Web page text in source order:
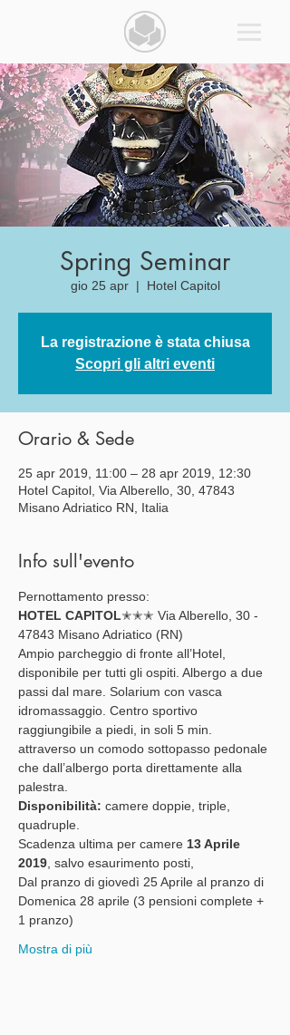
Spring Seminar
gio 25 apr
  |
Hotel Capitol
La registrazione è stata chiusa
Scopri gli altri eventi
Orario & Sede
25 apr 2019, 11:00 – 28 apr 2019, 12:30
Hotel Capitol, Via Alberello, 30, 47843
Misano Adriatico RN, Italia
Info sull'evento
Pernottamento presso:
HOTEL CAPITOL✭✭✭ Via Alberello, 30 -
47843 Misano Adriatico (RN)
Ampio parcheggio di fronte all’Hotel,
disponibile per tutti gli ospiti. Albergo a due
passi dal mare. Solarium con vasca
idromassaggio. Centro sportivo
raggiungibile a piedi, in soli 5 min.
attraverso un comodo sottopasso pedonale
che dall’albergo porta direttamente alla
palestra.
Disponibilità: camere doppie, triple,
quadruple.
Scadenza ultima per camere 13 Aprile
2019 , salvo esaurimento posti,
Dal pranzo di giovedì 25 Aprile al pranzo di
Domenica 28 aprile (3 pensioni complete +
1 pranzo)
Mostra di più